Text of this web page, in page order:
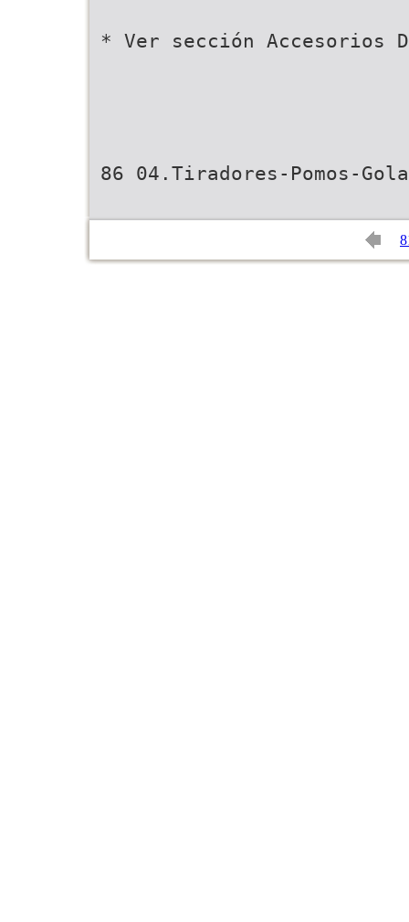
* Ver sección Accesorios
86 04.Tiradores-Pomos-Gola